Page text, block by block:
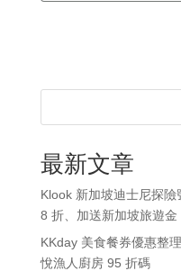
最新文章
Klook 新加坡迪士尼探
8 折、加送新加坡旅遊金
KKday 美食餐券優惠整
悅漁人廚房 95 折碼